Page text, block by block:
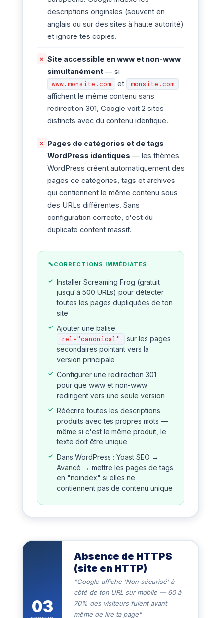
descriptions originales (souvent en
anglais ou sur des sites à haute autorité)
et ignore tes copies.
✗ Site accessible en www et non-www
simultanément— si
www.monsite.com
et
monsite.com
affichent le même contenu sans
redirection 301, Google voit 2 sites
distincts avec du contenu identique.
✗ Pages de catégories et de tags
WordPress identiques — les thèmes
WordPress créent automatiquement des
pages de catégories, tags et archives
qui contiennent le même contenu sous
des URLs différentes. Sans
configuration correcte, c'est du
duplicate content massif.
CORRECTIONS IMMÉDIATES
Installer Screaming Frog (gratuit
jusqu'à 500 URLs) pour détecter
toutes les pages dupliquées de ton
site
Ajouter une balise
rel="canonical"
sur les pages
secondaires pointant vers la
version principale
Configurer une redirection 301
pour que www et non-www
redirigent vers une seule version
Réécrire toutes les descriptions
produits avec tes propres mots —
même si c'est le même produit, le
texte doit être unique
Dans WordPress : Yoast SEO →
Avancé → mettre les pages de tags
en "noindex" si elles ne
contiennent pas de contenu unique
03
Absence de HTTPS
(site en HTTP)
"Google affiche 'Non sécurisé' à
côté de ton URL sur mobile — 60 à
70% des visiteurs fuient avant
même de lire ta page"